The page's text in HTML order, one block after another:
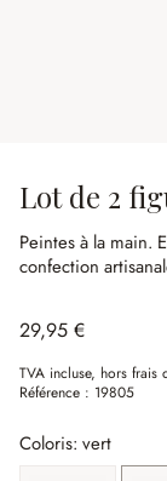
Lot de 2
Peintes à la main.
confection
29,95 €
TVA incluse, hors frais
Référence : 19805
Coloris: vert